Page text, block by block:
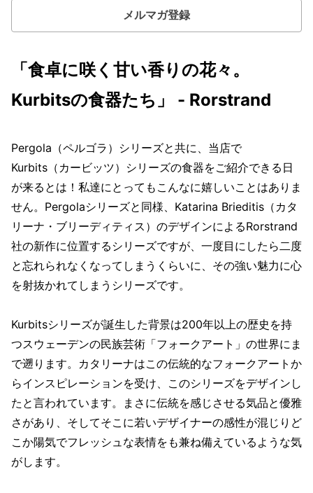
メルマガ登録
「食卓に咲く甘い香りの花々。
Kurbitsの食器たち」 - Rorstrand
Pergola（ペルゴラ）シリーズと共に、当店で
Kurbits（カービッツ）シリーズの食器をご紹介できる日
が来るとは！私達にとってもこんなに嬉しいことはありま
せん。Pergolaシリーズと同様、Katarina Brieditis（カタ
リーナ・ブリーディティス）のデザインによるRorstrand
社の新作に位置するシリーズですが、一度目にしたら二度
と忘れられなくなってしまうくらいに、その強い魅力に心
を射抜かれてしまうシリーズです。
Kurbitsシリーズが誕生した背景は200年以上の歴史を持
つスウェーデンの民族芸術「フォークアート」の世界にま
で遡ります。カタリーナはこの伝統的なフォークアートか
らインスピレーションを受け、このシリーズをデザインし
たと言われています。まさに伝統を感じさせる気品と優雅
さがあり、そしてそこに若いデザイナーの感性が混じりど
こか陽気でフレッシュな表情をも兼ね備えているような気
がします。